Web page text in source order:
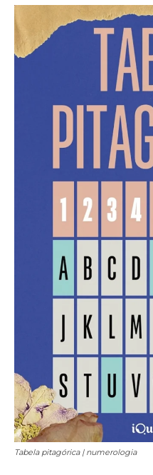
Tabela pitagórica | numerologia